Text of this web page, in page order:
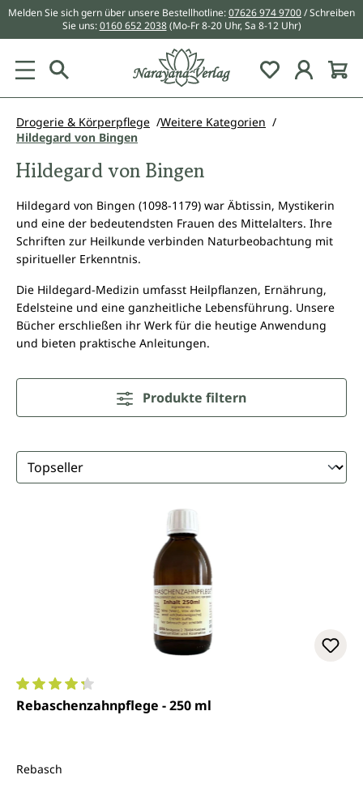
springen
Melden Sie sich gern über unsere Bestellhotline:07626 974 9700/ Schreiben
Sie uns:0160 652 2038 (Mo-Fr 8-20 Uhr, Sa 8-12 Uhr)
Du hast 0
Drogerie & Körperpflege
Weitere Kategorien
Hildegard von Bingen
Hildegard von Bingen
Hildegard von Bingen (1098-1179) war Äbtissin, Mystikerin
und eine der bedeutendsten Frauen des Mittelalters. Ihre
Schriften zur Heilkunde verbinden Naturbeobachtung mit
spiritueller Erkenntnis.
Die Hildegard-Medizin umfasst Heilpflanzen, Ernährung,
Edelsteine und eine ganzheitliche Lebensführung. Unsere
Bücher erschließen ihr Werk für die heutige Anwendung
und bieten praktische Anleitungen.
Produkte filtern
Durchschnittliche Bewertung von 4.3 von 5 Sternen
Rebaschenzahnpflege - 250 ml
Rebasch